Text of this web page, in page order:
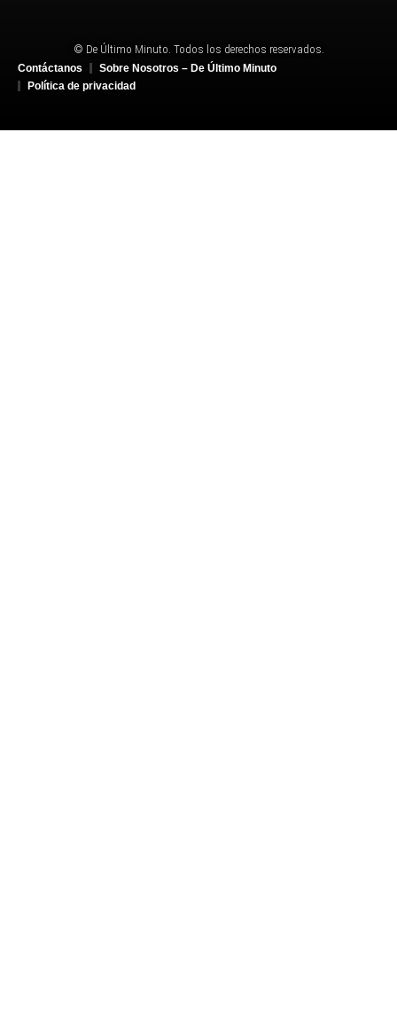
© De Último Minuto. Todos los derechos reservados.
Contáctanos
Sobre Nosotros – De Último Minuto
Política de privacidad